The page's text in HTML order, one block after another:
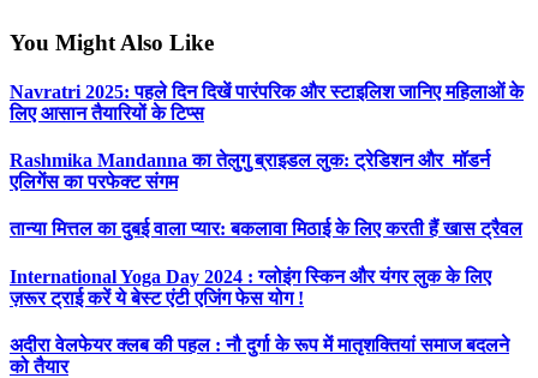
You Might Also Like
Navratri 2025: पहले दिन दिखें पारंपरिक और स्टाइलिश जानिए महिलाओं के
लिए आसान तैयारियों के टिप्स
Rashmika Mandanna का तेलुगु ब्राइडल लुक: ट्रेडिशन और मॉडर्न
एलिगेंस का परफेक्ट संगम
तान्या मित्तल का दुबई वाला प्यार: बकलावा मिठाई के लिए करती हैं खास ट्रैवल
International Yoga Day 2024 : ग्लोइंग स्किन और यंगर लुक के लिए
ज़रूर ट्राई करें ये बेस्ट एंटी एजिंग फेस योग !
अदीरा वेलफेयर क्लब की पहल : नौ दुर्गा के रूप में मातृशक्तियां समाज बदलने
को तैयार